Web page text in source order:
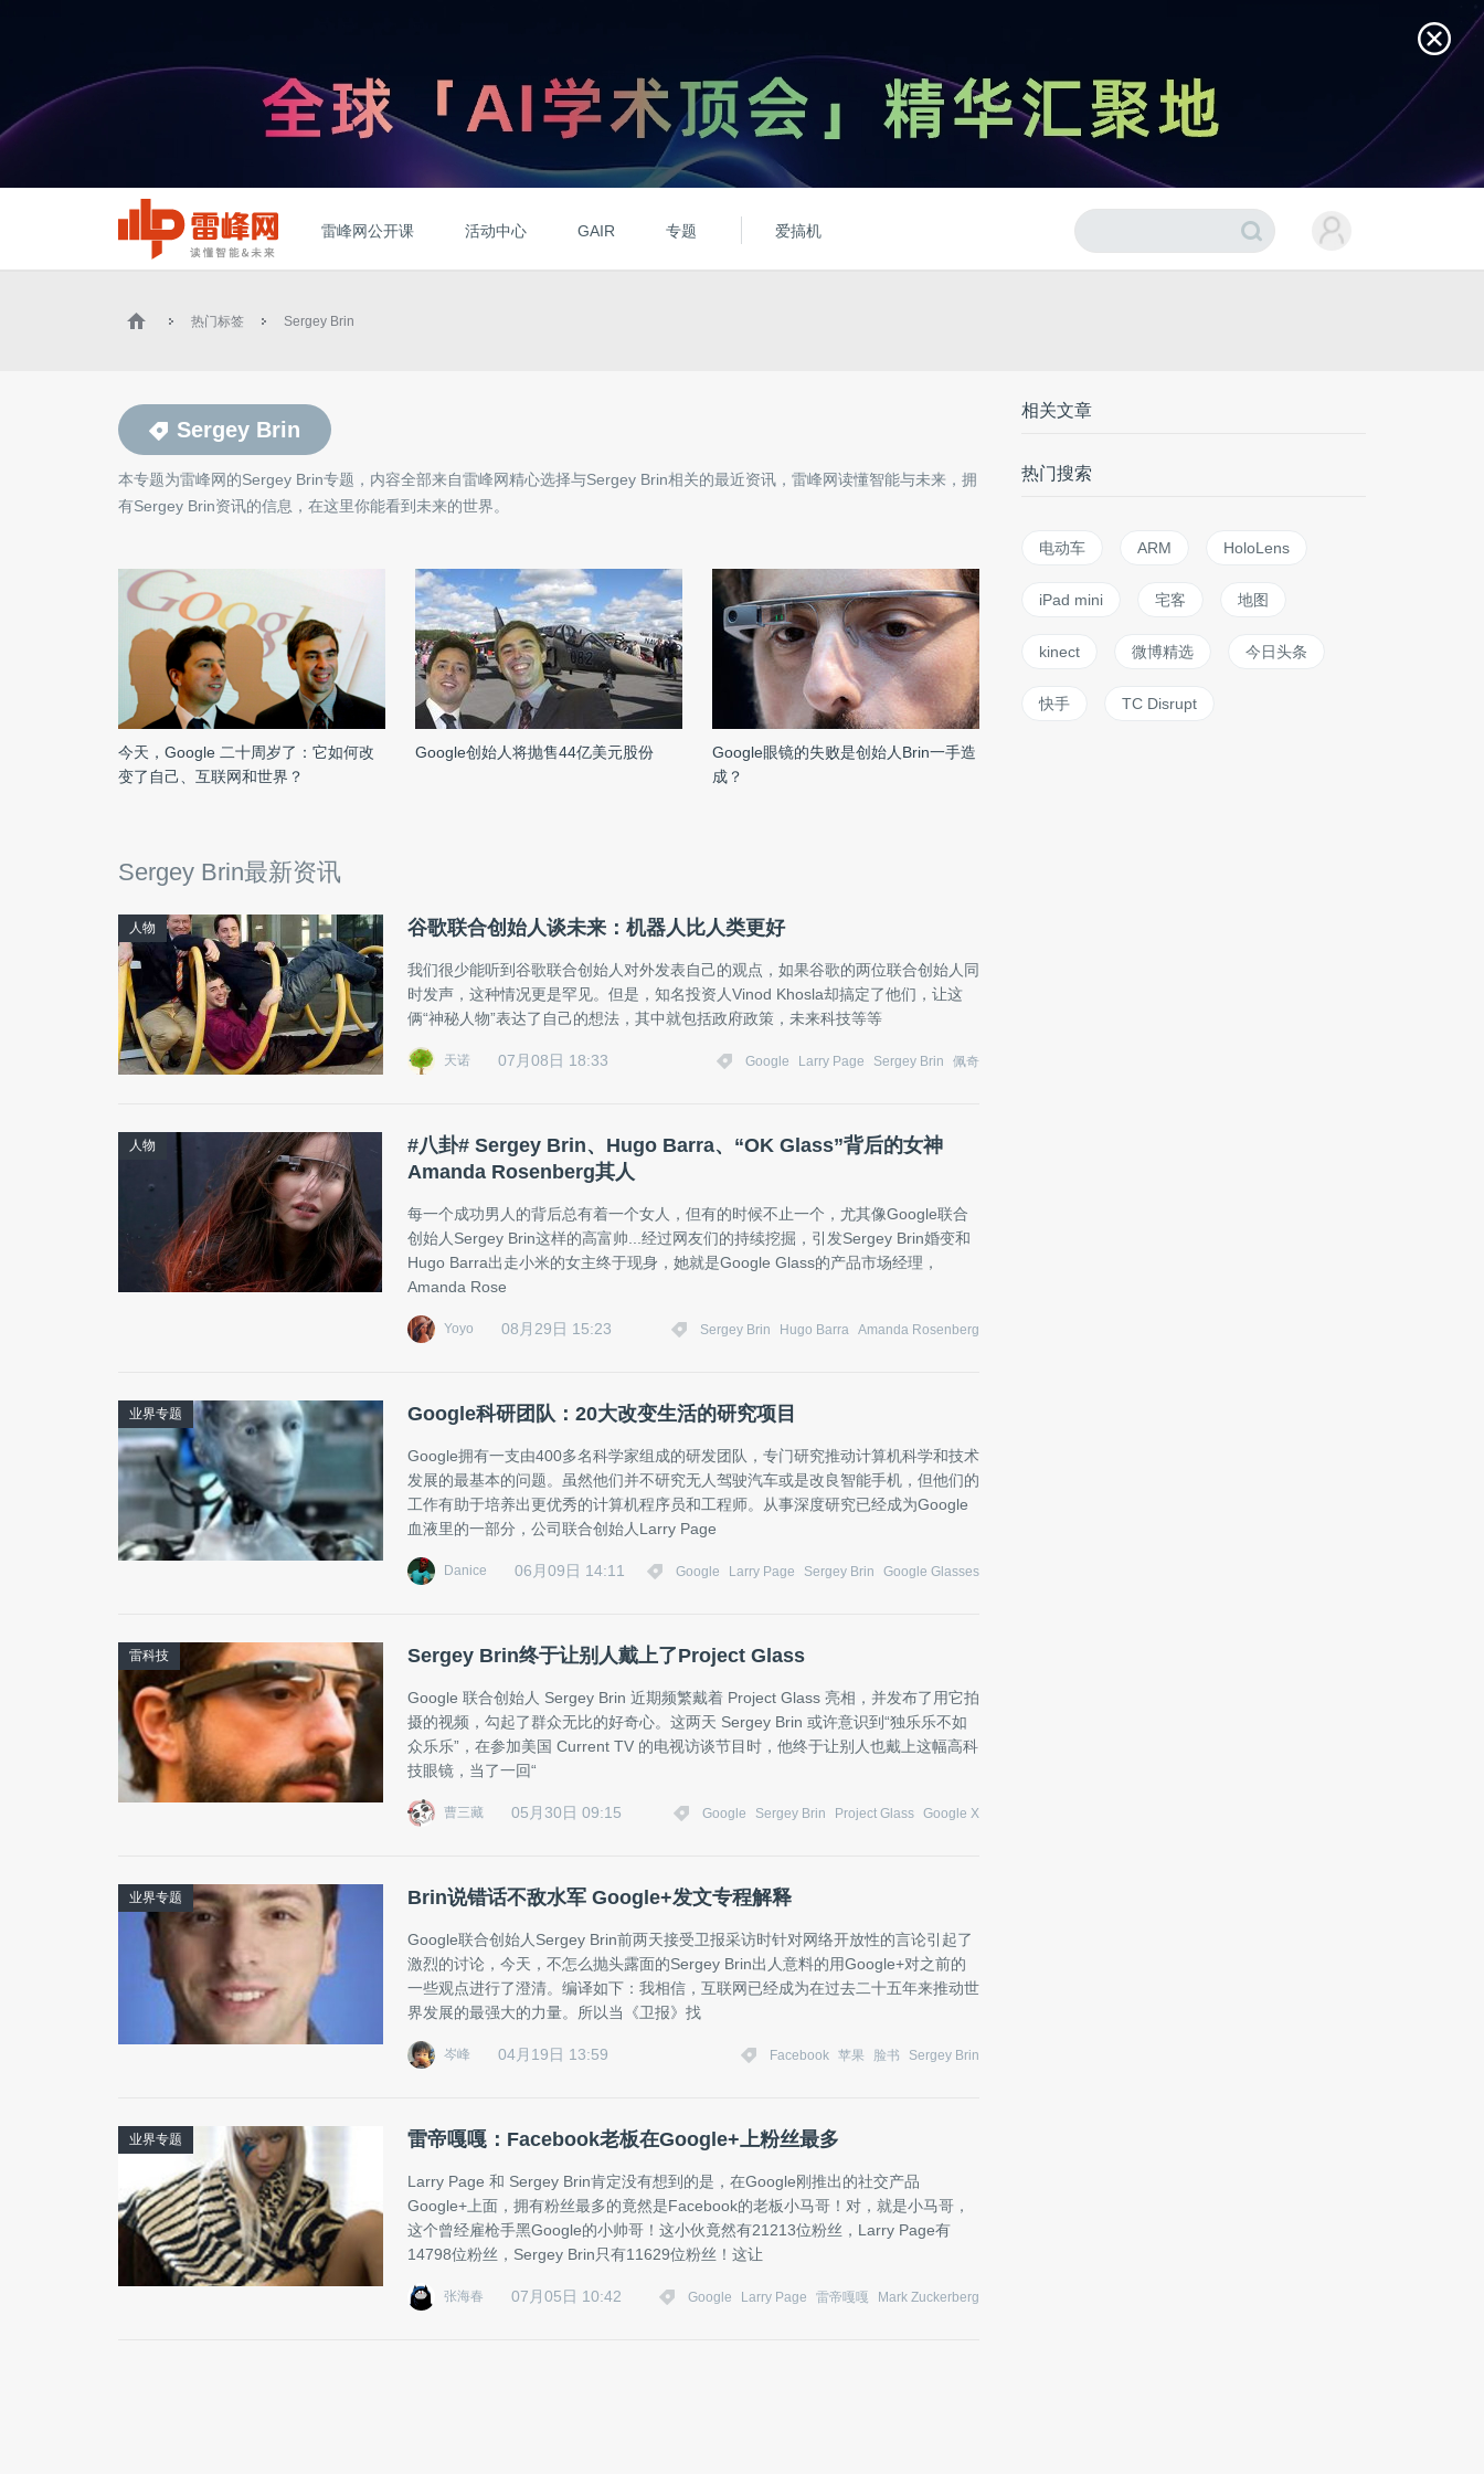
雷峰网公开课 活动中心 GAIR 专题 爱搞机
热门标签 Sergey Brin
Sergey Brin
本专题为雷峰网的Sergey Brin专题，内容全部来自雷峰网精心选择与Sergey Brin相关的最近资讯，雷峰网读懂智能与未来，拥
有Sergey Brin资讯的信息，在这里你能看到未来的世界。
今天，Google 二十周岁了：它如何改
变了自己、互联网和世界？
Google创始人将抛售44亿美元股份
Google眼镜的失败是创始人Brin一手造
成？
Sergey Brin最新资讯
人物 谷歌联合创始人谈未来：机器人比人类更好
我们很少能听到谷歌联合创始人对外发表自己的观点，如果谷歌的两位联合创始人同
时发声，这种情况更是罕见。但是，知名投资人Vinod Khosla却搞定了他们，让这
俩“神秘人物”表达了自己的想法，其中就包括政府政策，未来科技等等
天诺 07月08日 18:33 Google Larry Page Sergey Brin 佩奇
人物
#八卦# Sergey Brin、Hugo Barra、“OK Glass”背后的女神
Amanda Rosenberg其人
每一个成功男人的背后总有着一个女人，但有的时候不止一个，尤其像Google联合
创始人Sergey Brin这样的高富帅...经过网友们的持续挖掘，引发Sergey Brin婚变和
Hugo Barra出走小米的女主终于现身，她就是Google Glass的产品市场经理，
Amanda Rose
Yoyo 08月29日 15:23 Sergey Brin Hugo Barra Amanda Rosenberg
业界专题 Google科研团队：20大改变生活的研究项目
Google拥有一支由400多名科学家组成的研发团队，专门研究推动计算机科学和技术
发展的最基本的问题。虽然他们并不研究无人驾驶汽车或是改良智能手机，但他们的
工作有助于培养出更优秀的计算机程序员和工程师。从事深度研究已经成为Google
血液里的一部分，公司联合创始人Larry Page
Danice 06月09日 14:11 Google Larry Page Sergey Brin Google Glasses
雷科技 Sergey Brin终于让别人戴上了Project Glass
Google 联合创始人 Sergey Brin 近期频繁戴着 Project Glass 亮相，并发布了用它拍
摄的视频，勾起了群众无比的好奇心。这两天 Sergey Brin 或许意识到“独乐乐不如
众乐乐”，在参加美国 Current TV 的电视访谈节目时，他终于让别人也戴上这幅高科
技眼镜，当了一回“
曹三藏 05月30日 09:15 Google Sergey Brin Project Glass Google X
业界专题 Brin说错话不敌水军 Google+发文专程解释
Google联合创始人Sergey Brin前两天接受卫报采访时针对网络开放性的言论引起了
激烈的讨论，今天，不怎么抛头露面的Sergey Brin出人意料的用Google+对之前的
一些观点进行了澄清。编译如下：我相信，互联网已经成为在过去二十五年来推动世
界发展的最强大的力量。所以当《卫报》找
岑峰 04月19日 13:59 Facebook 苹果 脸书 Sergey Brin
业界专题 雷帝嘎嘎：Facebook老板在Google+上粉丝最多
Larry Page 和 Sergey Brin肯定没有想到的是，在Google刚推出的社交产品
Google+上面，拥有粉丝最多的竟然是Facebook的老板小马哥！对，就是小马哥，
这个曾经雇枪手黑Google的小帅哥！这小伙竟然有21213位粉丝，Larry Page有
14798位粉丝，Sergey Brin只有11629位粉丝！这让
张海春 07月05日 10:42 Google Larry Page 雷帝嘎嘎 Mark Zuckerberg
相关文章
热门搜索
电动车 ARM HoloLens
iPad mini 宅客 地图
kinect 微博精选 今日头条
快手 TC Disrupt